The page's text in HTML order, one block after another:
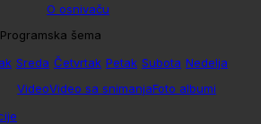
O osnivaču
Programska šema
Sreda Četvrtak Petak Subota Nedelja
VideoVideo sa snimanjaFoto albumi